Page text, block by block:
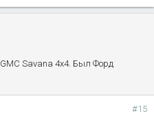
GMC Savana 4x4. Был Форд
#15